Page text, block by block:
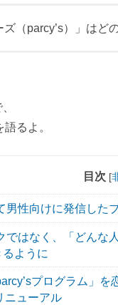
ズ（parcy’s）」は
るよ。
目次 [
男性向けに発信した
ではなく、「どんな
ように
プログラム」
ニューアル